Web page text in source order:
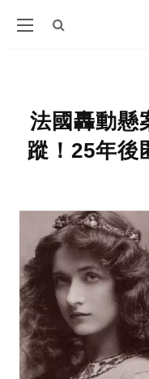
法國轟動懸
蹤！25年後